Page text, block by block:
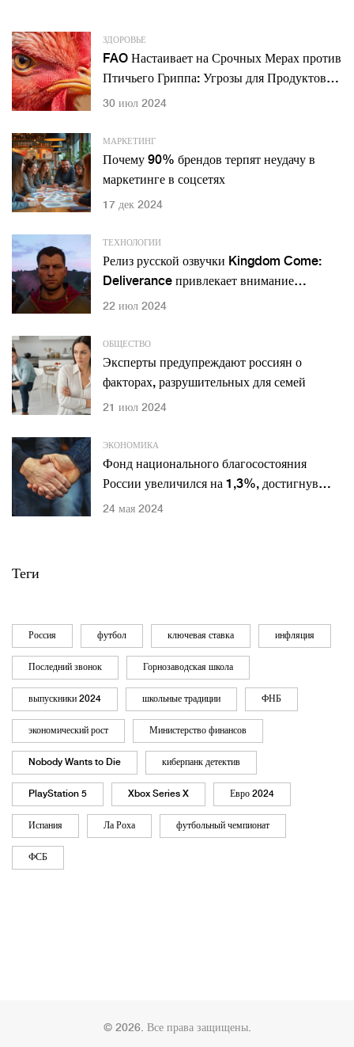
ЗДОРОВЬЕ
FAO Настаивает на Срочных Мерах против
Птичьего Гриппа: Угрозы для Продуктовой
Безопасности и Здоровья
30 июл 2024
МАРКЕТИНГ
Почему 90% брендов терпят неудачу в
маркетинге в соцсетях
17 дек 2024
ТЕХНОЛОГИИ
Релиз русской озвучки Kingdom Come:
Deliverance привлекает внимание
геймеров
22 июл 2024
ОБЩЕСТВО
Эксперты предупреждают россиян о
факторах, разрушительных для семей
21 июл 2024
ЭКОНОМИКА
Фонд национального благосостояния
России увеличился на 1,3%, достигнув
13,4 трлн рублей
24 мая 2024
Теги
Россия футбол ключевая ставка инфляция
Последний звонок Горнозаводская школа
выпускники 2024 школьные традиции ФНБ
экономический рост Министерство финансов
Nobody Wants to Die киберпанк детектив
PlayStation 5 Xbox Series X Евро 2024
Испания Ла Роха футбольный чемпионат
ФСБ
© 2026. Все права защищены.